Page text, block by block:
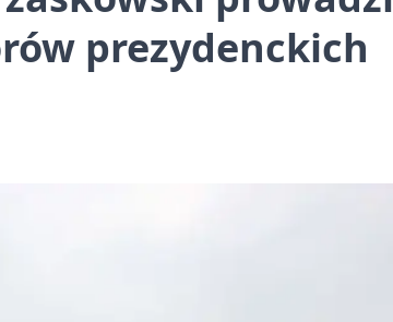
prezydenckich